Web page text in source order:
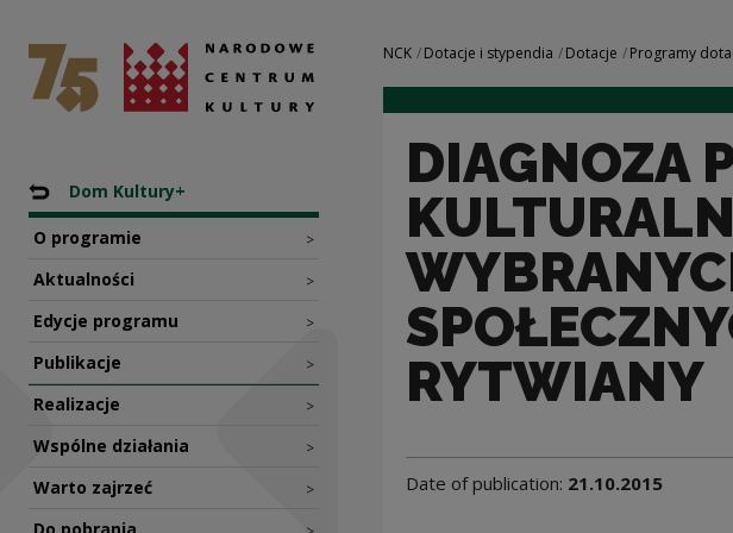
DIAGNOZA POTRZEB
National Centre for Culture Poland
Nawigacja
Back to: Programy dotacyjne NCK
Dom Kultury+
O programie >
Aktualności >
Edycje programu >
Publikacje >
Realizacje >
Wspólne działania >
Warto zajrzeć >
Navigation
NCK Dotacje i stypendia Dotacje Programy
DIAGNOZA
RYTWIANY
Date of publication: 21.10.2015